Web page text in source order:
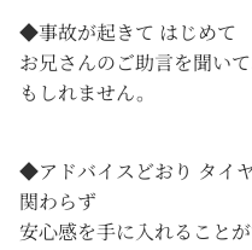
◆事故が起きて はじめて
お兄さんのご助言を聞い
もしれません。
◆アドバイスどおり タイ
関わらず
安心感を手に入れること